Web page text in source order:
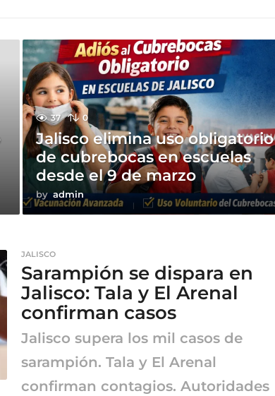
37 0
Jalisco elimina uso obligatorio
de cubrebocas en escuelas
desde el 9 de marzo
by admin
JALISCO
Sarampión se dispara en
Jalisco: Tala y El Arenal
confirman casos
Jalisco supera los mil casos de
sarampión. Tala y El Arenal
confirman contagios. Autoridades